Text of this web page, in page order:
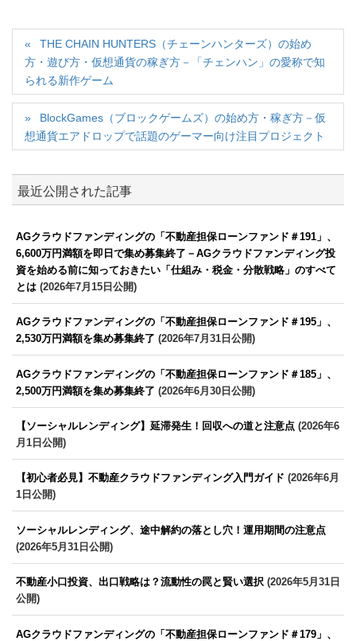
THE CHAIN HUNTERS（チェーンハンターズ）の始め
方・遊び方・仮想通貨の稼ぎ方－「チェンハン」の愛称で知
られる新作ゲーム
BlockGames（ブロックゲームズ）の始め方・稼ぎ方－仮
想通貨エアドロップで話題のゲーマー向け注目プロジェクト
最近公開された記事
AGクラウドファンディングの「不動産担保ローンファンド＃191」、
6,600万円満額を即日で集め募集終了－AGクラウドファンディング投
資を始める前に知っておきたい「仕組み・税金・分散戦略」のすべて
とは (2026年7月15日公開)
AGクラウドファンディングの「不動産担保ローンファンド＃195」、
2,530万円満額を集め募集終了 (2026年7月31日公開)
AGクラウドファンディングの「不動産担保ローンファンド＃185」、
2,500万円満額を集め募集終了 (2026年6月30日公開)
【ソーシャルレンディング】延滞発生！回収への道と注意点 (2026年6
月1日公開)
【初心者必見】不動産クラウドファンディング入門ガイド (2026年6月
1日公開)
ソーシャルレンディング、途中解約の落とし穴！運用期間の注意点
(2026年5月31日公開)
不動産小口投資、出口戦略は？流動性の罠と賢い選択 (2026年5月31日
公開)
AGクラウドファンディングの「不動産担保ローンファンド＃179」、